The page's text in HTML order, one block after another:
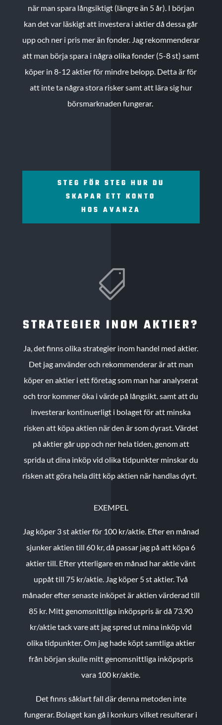
när man spara långsiktigt (längre än 5 år). I början
kan det var läskigt att investera i aktier då dessa går
upp och ner i pris mer än fonder. Jag rekommenderar
att man börja spara i några olika fonder (5-8 st) samt
köper in 8-12 aktier för mindre belopp. Detta är för
att inte ta några stora risker samt att lära sig hur
börsmarknaden fungerar.
STEG FÖR STEG HUR DU
SKAPAR ETT KONTO
HOS AVANZA

STRATEGIER INOM AKTIER?
Ja, det finns olika strategier inom handel med aktier.
Det jag använder och rekommenderar är att man
köper en aktier i ett företag som man har analyserat
och tror kommer öka i värde på långsikt. samt att du
investerar kontinuerligt i bolaget för att minska
risken att köpa aktien när den är som dyrast. Värdet
på aktier går upp och ner hela tiden, genom att
sprida ut dina inköp vid olika tidpunkter minskar du
risken att göra hela ditt köp aktien när handlas dyrt.
EXEMPEL
Jag köper 3 st aktier för 100 kr/aktie. Efter en månad
sjunker aktien till 60 kr, då passar jag på att köpa 6
aktier till. Efter ytterligare en månad har aktie vänt
uppåt till 75 kr/aktie. Jag köper 5 st aktier.Två
månader efter senaste inköpet är aktien värderad till
85 kr. Mitt genomsnittliga inköpspris är då 73.90
kr/aktie tack vare att jag spred ut mina inköp vid
olika tidpunkter. Om jag hade köpt samtliga aktier
från början skulle mitt genomsnittliga inköpspris
vara 100 kr/aktie.
Det finns såklart fall där denna metoden inte
fungerar. Bolaget kan gå i konkurs vilket resulterar i